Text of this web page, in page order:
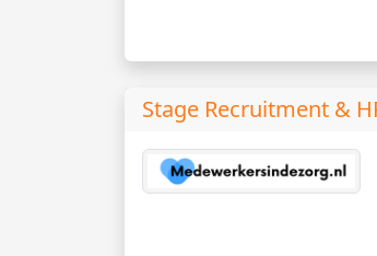
Stage Recruitment &